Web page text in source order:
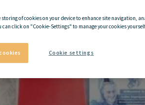
storing of cookies on your device to enhance site navigation,
click on "Cookie-Settings" to manage your cookies
Cookie settings